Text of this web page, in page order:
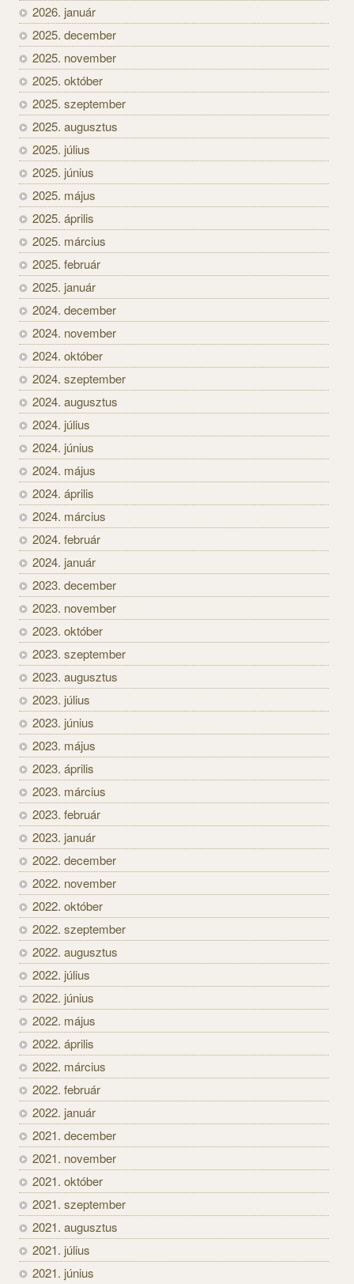
2026. január
2025. december
2025. november
2025. október
2025. szeptember
2025. augusztus
2025. július
2025. június
2025. május
2025. április
2025. március
2025. február
2025. január
2024. december
2024. november
2024. október
2024. szeptember
2024. augusztus
2024. július
2024. június
2024. május
2024. április
2024. március
2024. február
2024. január
2023. december
2023. november
2023. október
2023. szeptember
2023. augusztus
2023. július
2023. június
2023. május
2023. április
2023. március
2023. február
2023. január
2022. december
2022. november
2022. október
2022. szeptember
2022. augusztus
2022. július
2022. június
2022. május
2022. április
2022. március
2022. február
2022. január
2021. december
2021. november
2021. október
2021. szeptember
2021. augusztus
2021. július
2021. június